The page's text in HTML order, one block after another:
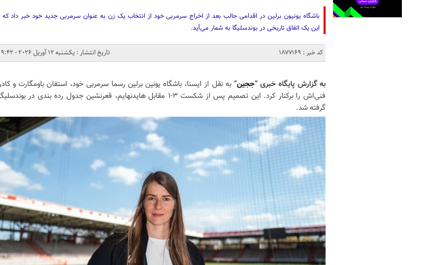
باشگاه یونیون برلین در اقدامی جالب بعد از اخراج سرمربی خود از انتخاب یک زن به عنوان سرمربی جدید خود خبر داد که
این یک اتفاق تاریخی در بوندسلیگا به شمار می‌آید.
کد خبر : 1877169 تاریخ انتشار : یکشنبه 12 آوریل 2026 - 9:42
به گزارش پایگاه خبری “ججین”به نقل از ایسنا، باشگاه یونین برلین رسما سرمربی خود، استفان باومگارت و
فنی‌اش را برکنار کرد. این تصمیم پس از شکست ۳-۱ مقابل هایدنهایم، قعرنشین جدول رده بندی در
گرفته شد.